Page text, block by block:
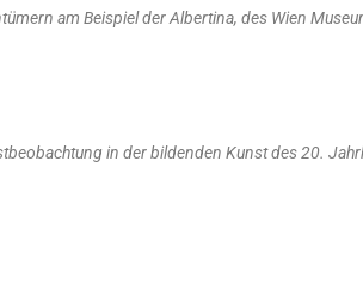
am Beispiel der Albertina, des Wien
in der bildenden Kunst des 20.